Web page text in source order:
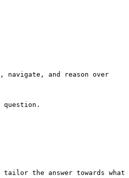
navigate, and reason over
the answer towards what